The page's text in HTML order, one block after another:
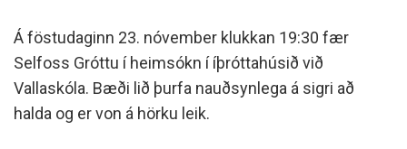
Á föstudaginn 23. nóvember klukkan 19:30 fær
Selfoss Gróttu í heimsókn í íþróttahúsið við
Vallaskóla. Bæði lið þurfa nauðsynlega á sigri að
halda og er von á hörku leik.